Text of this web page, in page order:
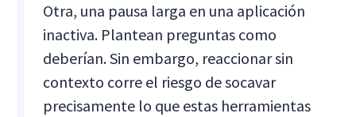
Otra, una pausa larga en una aplicación
inactiva. Plantean preguntas como
deberían. Sin embargo, reaccionar sin
contexto corre el riesgo de socavar
precisamente lo que estas herramientas